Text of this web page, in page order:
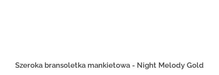
Szeroka bransoletka mankietowa - Night Melody Gold